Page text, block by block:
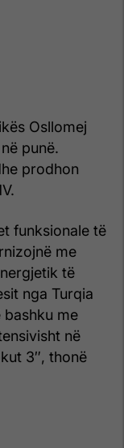
Osllomej
punë.
prodhon
funksionale të
me
të
nga Turqia
bashku me
në
3″, thonë